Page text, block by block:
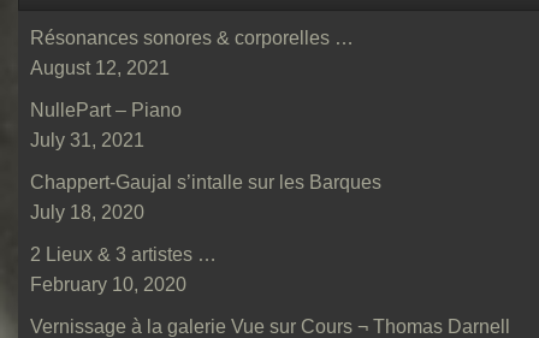
Résonances sonores & corporelles …
August 12, 2021
NullePart – Piano
July 31, 2021
Chappert-Gaujal s’intalle sur les Barques
July 18, 2020
2 Lieux & 3 artistes …
February 10, 2020
Vernissage à la galerie Vue sur Cours ¬ Thomas Darnell